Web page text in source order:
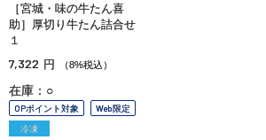
［宮城・味の牛たん喜
助］厚切り牛たん詰合せ
１
7,322 円 （8%税込）
在庫：○
OPポイント対象
Web限定
冷凍